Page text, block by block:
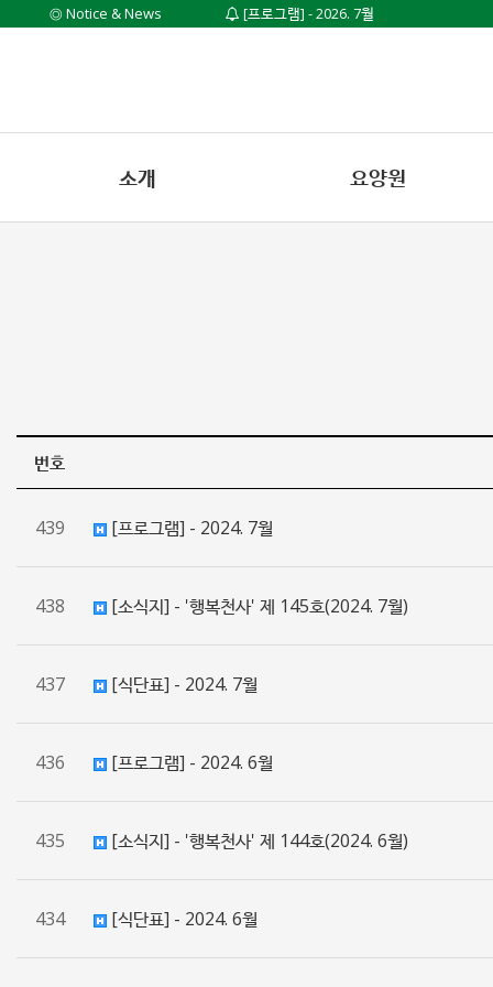
◎ Notice & News [프로그램] - 2026. 7월
소개 요양원
번호
439 [프로그램] - 2024. 7월
438 [소식지] - '행복천사' 제 145호(2024. 7월)
437 [식단표] - 2024. 7월
436 [프로그램] - 2024. 6월
435 [소식지] - '행복천사' 제 144호(2024. 6월)
434 [식단표] - 2024. 6월